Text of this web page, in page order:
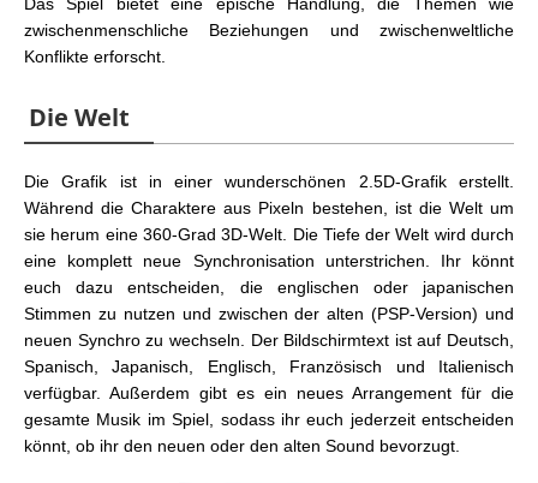
zwischenmenschliche Beziehungen und zwischenweltliche
Konflikte erforscht.
Die Welt
Die Grafik ist in einer wunderschönen 2.5D-Grafik erstellt.
Während die Charaktere aus Pixeln bestehen, ist die Welt um
sie herum eine 360-Grad 3D-Welt. Die Tiefe der Welt wird durch
eine komplett neue Synchronisation unterstrichen. Ihr könnt
euch dazu entscheiden, die englischen oder japanischen
Stimmen zu nutzen und zwischen der alten (PSP-Version) und
neuen Synchro zu wechseln. Der Bildschirmtext ist auf Deutsch,
Spanisch, Japanisch, Englisch, Französisch und Italienisch
verfügbar. Außerdem gibt es ein neues Arrangement für die
gesamte Musik im Spiel, sodass ihr euch jederzeit entscheiden
könnt, ob ihr den neuen oder den alten Sound bevorzugt.